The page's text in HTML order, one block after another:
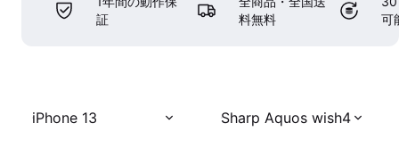
証
料無料
可
iPhone 13 Sharp Aquos wish4